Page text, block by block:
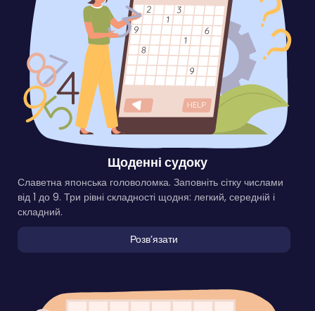
Щоденні судоку
Славетна японська головоломка. Заповніть сітку числами
від 1 до 9. Три рівні складності щодня: легкий, середній і
складний.
Розвʼязати